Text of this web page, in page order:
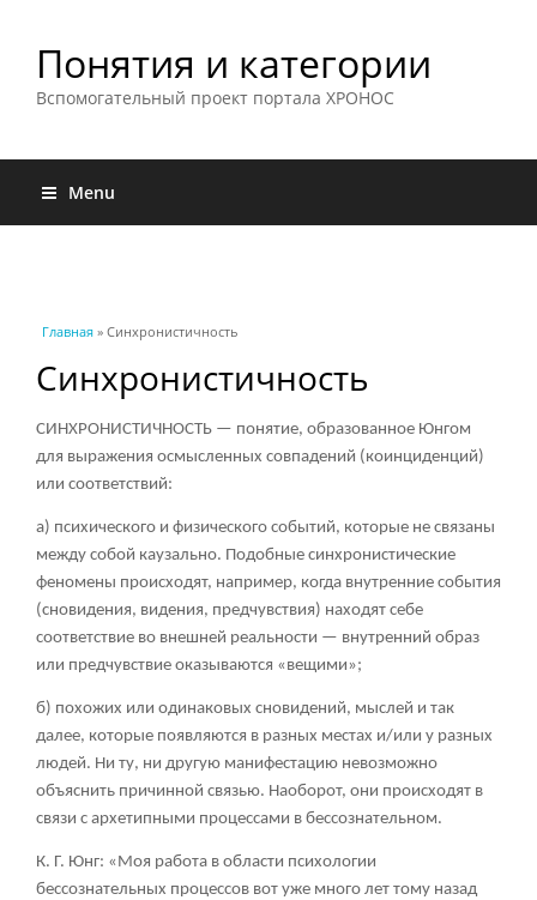
Понятия и категории
Вспомогательный проект портала ХРОНОС
Menu
Вы здесь
Главная » Синхронистичность
Синхронистичность
СИНХРОНИСТИЧНОСТЬ — понятие, образованное Юнгом
для выражения осмысленных совпадений (коинциденций)
или соответствий:
а) психического и физического событий, которые не связаны
между собой каузально. Подобные синхронистические
феномены происходят, например, когда внутренние события
(сновидения, видения, предчувствия) находят себе
соответствие во внешней реальности — внутренний образ
или предчувствие оказываются «вещими»;
б) похожих или одинаковых сновидений, мыслей и так
далее, которые появляются в разных местах и/или у разных
людей. Ни ту, ни другую манифестацию невозможно
объяснить причинной связью. Наоборот, они происходят в
связи с архетипными процессами в бессознательном.
К. Г. Юнг: «Моя работа в области психологии
бессознательных процессов вот уже много лет тому назад